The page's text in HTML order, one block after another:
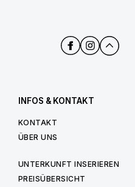
INFOS & KONTAKT
KONTAKT
ÜBER UNS
UNTERKUNFT INSERIEREN
PREISÜBERSICHT